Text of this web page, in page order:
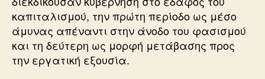
καπιταλισμού, την πρώτη περίοδο ως μέσο
άμυνας απέναντι στην άνοδο του φασισμού
και τη δεύτερη ως μορφή μετάβασης προς
την εργατική εξουσία.